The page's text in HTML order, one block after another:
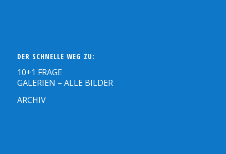
DER SCHNELLE WEG ZU:
10+1 FRAGE
GALERIEN – ALLE BILDER
ARCHIV